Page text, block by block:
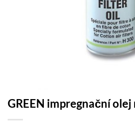
GREEN impregnační